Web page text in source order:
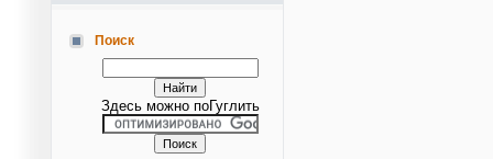
Поиск
Здесь можно поГуглить